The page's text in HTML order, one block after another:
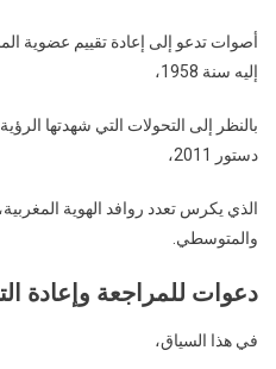
أصوات تدعو إلى إعادة تقييم عضوية
إليه سنة 1958،
بالنظر إلى التحولات التي شهدتها
دستور 2011،
الذي يكرس تعدد روافد الهوية
والمتوسطي.
دعوات للمراجعة وإعادة
في هذا السياق،